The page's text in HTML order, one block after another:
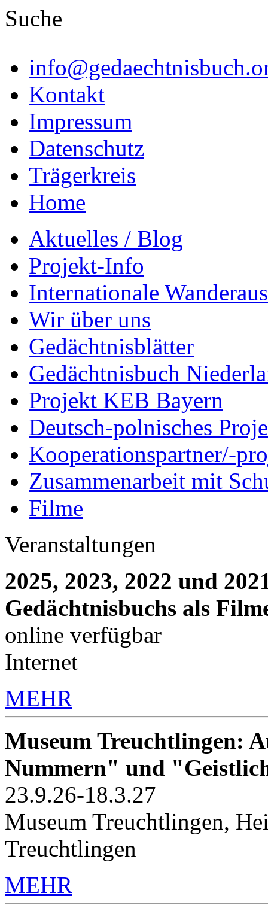
Suche
Kontakt
Impressum
Datenschutz
Trägerkreis
Home
Aktuelles / Blog
Projekt-Info
Internationale
Wir über uns
Gedächtnisblätter
Gedächtnisbuch
Projekt KEB Bayern
Deutsch-polnisches
Kooperationspartner/-
Zusammenarbeit mit
Filme
Veranstaltungen
2025, 2023, 2022 und
Gedächtnisbuchs als
online verfügbar
Internet
MEHR
Museum Treuchtlingen:
Nummern" und
23.9.26-18.3.27
Museum Treuchtlingen,
Treuchtlingen
MEHR